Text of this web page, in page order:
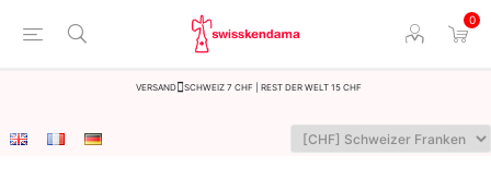
0
Versand Schweiz 7 CHF | Rest der Welt 15 CHF